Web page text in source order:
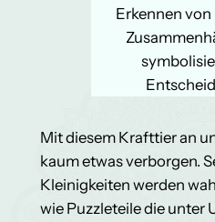
Erkennen
Mit diesem Krafttier an
kaum etwas verborgen.
Kleinigkeiten werden
wie Puzzleteile die unter